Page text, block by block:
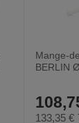
Mange-
BERLIN
133,35 €